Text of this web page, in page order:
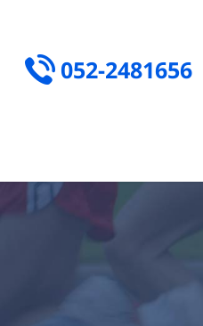
052-2481656